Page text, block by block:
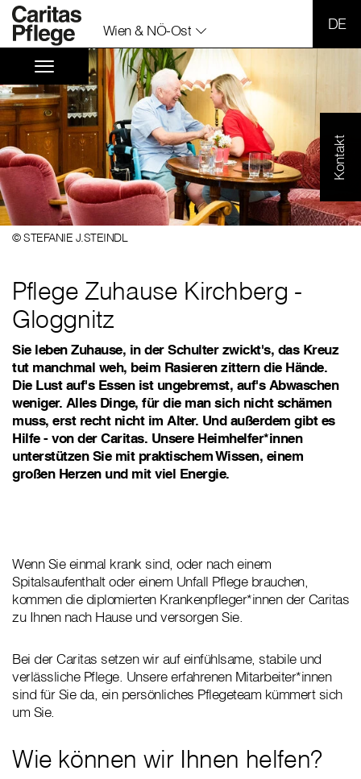
Wien & NÖ-Ost
Kontakt
© STEFANIE J.STEINDL
Pflege Zuhause Kirchberg -
Gloggnitz
Sie leben Zuhause, in der Schulter zwickt's, das Kreuz
tut manchmal weh, beim Rasieren zittern die Hände.
Die Lust auf's Essen ist ungebremst, auf's Abwaschen
weniger. Alles Dinge, für die man sich nicht schämen
muss, erst recht nicht im Alter. Und außerdem gibt es
Hilfe - von der Caritas. Unsere Heimhelfer*innen
unterstützen Sie mit praktischem Wissen, einem
großen Herzen und mit viel Energie.
Wenn Sie einmal krank sind, oder nach einem
Spitalsaufenthalt oder einem Unfall Pflege brauchen,
kommen die diplomierten Krankenpfleger*innen der Caritas
zu Ihnen nach Hause und versorgen Sie.
Bei der Caritas setzen wir auf einfühlsame, stabile und
verlässliche Pflege. Unsere erfahrenen Mitarbeiter*innen
sind für Sie da, ein persönliches Pflegeteam kümmert sich
um Sie.
Wie können wir Ihnen helfen?